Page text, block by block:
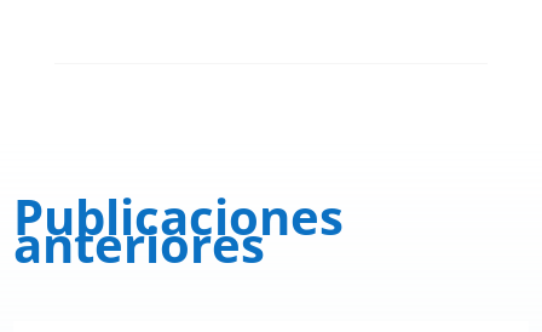
Publicaciones
anteriores